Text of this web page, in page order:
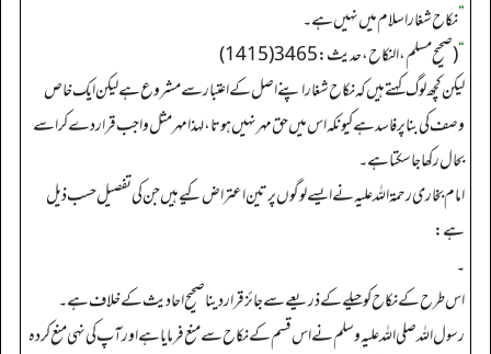
”نکاح شغار اسلام میں نہیں ہے۔
“(صحیح مسلم، النکاح، حدیث: 3465(1415)
لیکن کچھ لوگ کہتے ہیں کہ نکاح شغار اپنے اصل کے اعتبار سے مشروع ہے لیکن ایک خاص
وصف کی بنا پر فاسد ہے کیونکہ اس میں حق مہر نہیں ہوتا، لہذا مہرمثل واجب قرار دے کر اسے
بحال رکھا جا سکتا ہے۔
امام بخاری رحمۃ اللہ علیہ نے ایسے لوگوں پر تین اعتراض کیے ہیں جن کی تفصیل حسب ذیل
ہے:
۔
اس طرح کے نکاح کو حیلے کے ذریعے سے جائز قرار دینا صحیح احادیث کے خلاف ہے۔
رسول اللہ صلی اللہ علیہ وسلم نے اس قسم کے نکاح سے منع فرمایا ہے اور آپ کی نہی منع کردہ